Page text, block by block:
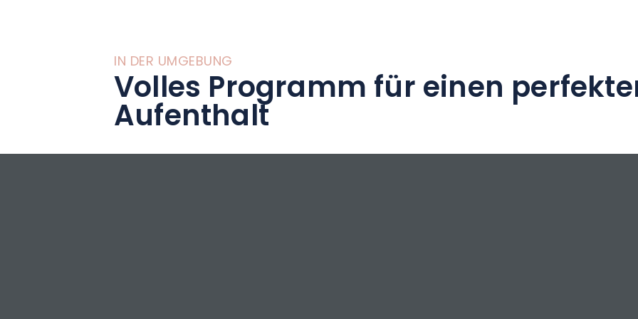
IN DER UMGEBUNG
Volles Programm für einen
Aufenthalt